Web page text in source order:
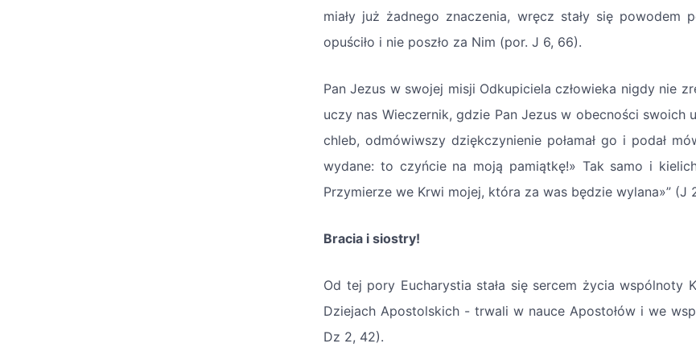
miały już żadnego znaczenia, wręcz stały się
opuściło i nie poszło za Nim (por. J 6, 66).
Pan Jezus w swojej misji Odkupiciela człowieka nigdy nie
uczy nas Wieczernik, gdzie Pan Jezus w obecności swoich
chleb, odmówiwszy dziękczynienie połamał go i podał
wydane: to czyńcie na moją pamiątkę!» Tak samo i
Przymierze we Krwi mojej, która za was będzie wylana»” (J
Bracia i siostry!
Od tej pory Eucharystia stała się sercem życia wspólnoty
Dziejach Apostolskich - trwali w nauce Apostołów i we
Dz 2, 42).